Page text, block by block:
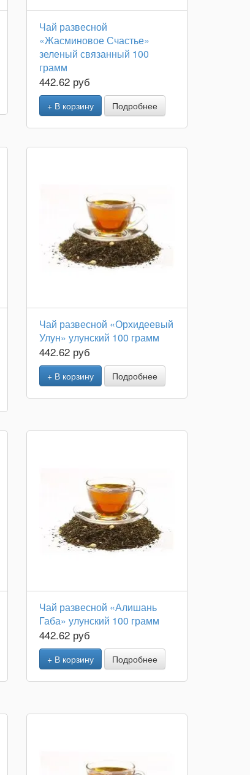
Чай развесной
«Жасминовое Счастье»
зеленый связанный 100
грамм
442.62 руб
+ В корзину Подробнее
Чай развесной «Орхидеевый
Улун» улунский 100 грамм
442.62 руб
+ В корзину Подробнее
Чай развесной «Алишань
Габа» улунский 100 грамм
442.62 руб
+ В корзину Подробнее